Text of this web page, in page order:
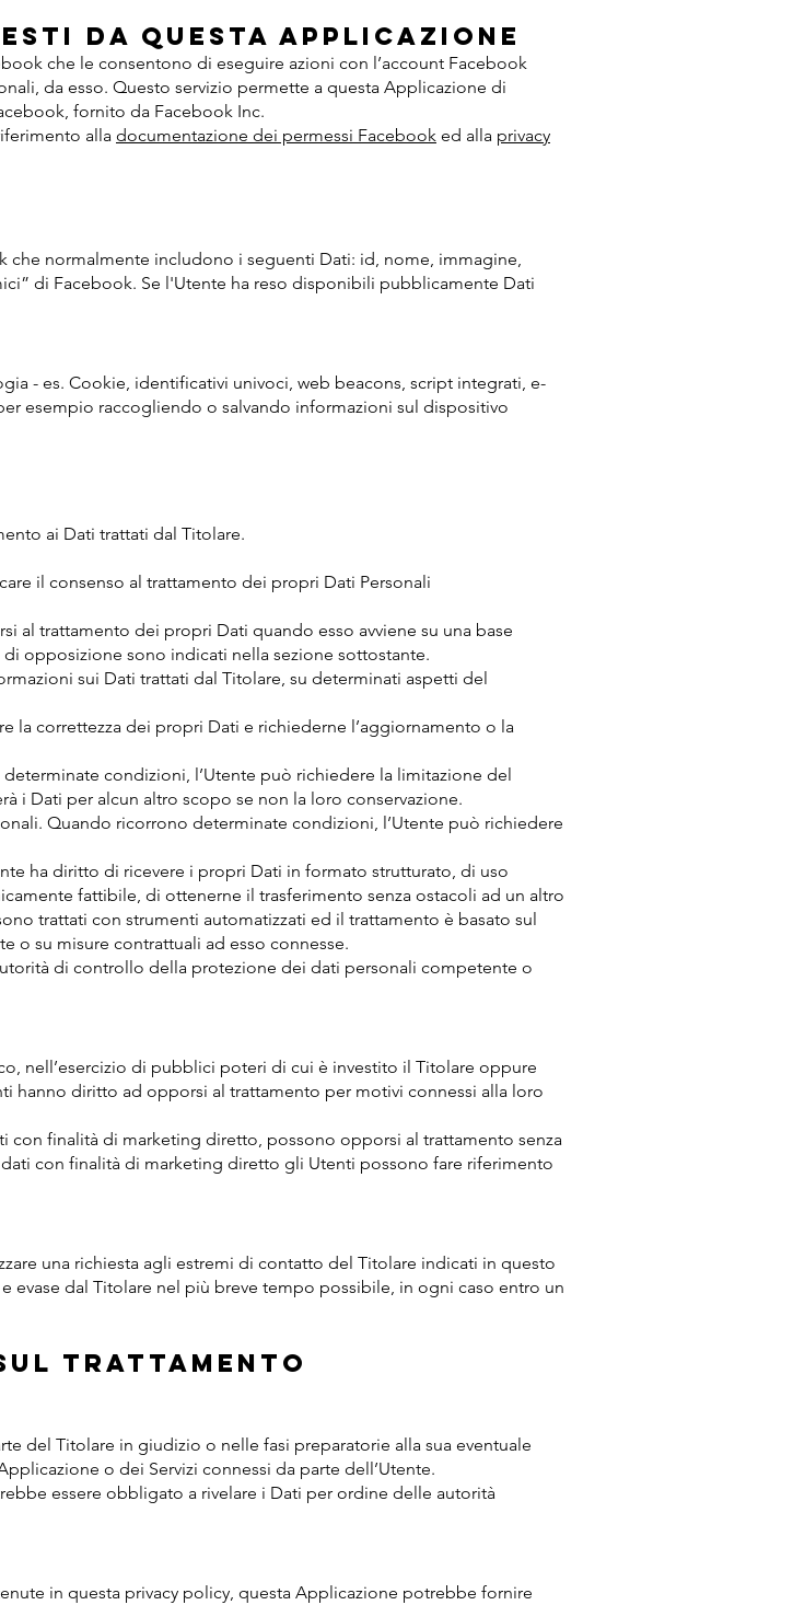
da questa Applicazione
che le consentono di eseguire azioni con l’account Facebook
da esso. Questo servizio permette a questa Applicazione di
fornito da Facebook Inc.
alla documentazione dei permessi Facebook ed alla privacy
che normalmente includono i seguenti Dati: id, nome, immagine,
di Facebook. Se l'Utente ha reso disponibili pubblicamente Dati
- es. Cookie, identificativi univoci, web beacons, script integrati, e-
esempio raccogliendo o salvando informazioni sul dispositivo
ai Dati trattati dal Titolare.
il consenso al trattamento dei propri Dati Personali
al trattamento dei propri Dati quando esso avviene su una base
opposizione sono indicati nella sezione sottostante.
sui Dati trattati dal Titolare, su determinati aspetti del
la correttezza dei propri Dati e richiederne l’aggiornamento o la
condizioni, l’Utente può richiedere la limitazione del
i Dati per alcun altro scopo se non la loro conservazione.
Quando ricorrono determinate condizioni, l’Utente può richiedere
ha diritto di ricevere i propri Dati in formato strutturato, di uso
fattibile, di ottenerne il trasferimento senza ostacoli ad un altro
trattati con strumenti automatizzati ed il trattamento è basato sul
o su misure contrattuali ad esso connesse.
di controllo della protezione dei dati personali competente o
nell’esercizio di pubblici poteri di cui è investito il Titolare oppure
hanno diritto ad opporsi al trattamento per motivi connessi alla loro
con finalità di marketing diretto, possono opporsi al trattamento senza
con finalità di marketing diretto gli Utenti possono fare riferimento
una richiesta agli estremi di contatto del Titolare indicati in questo
dal Titolare nel più breve tempo possibile, in ogni caso entro un
trattamento
del Titolare in giudizio o nelle fasi preparatorie alla sua eventuale
o dei Servizi connessi da parte dell’Utente.
essere obbligato a rivelare i Dati per ordine delle autorità
in questa privacy policy, questa Applicazione potrebbe fornire